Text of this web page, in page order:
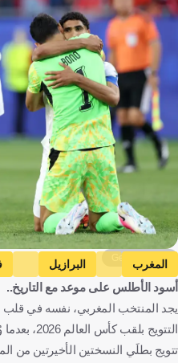
Getty Images
المغرب البرازيل
كأس العالم
المغرب البرازيل
أسود الأطلس على موعد مع التاريخ..
يجد المنتخب المغربي، نفسه في قلب
التتويج
تتويج بطلَي النسختين الأخيرتين من